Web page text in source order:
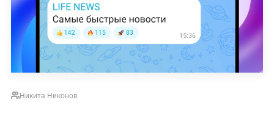
Никита Никонов